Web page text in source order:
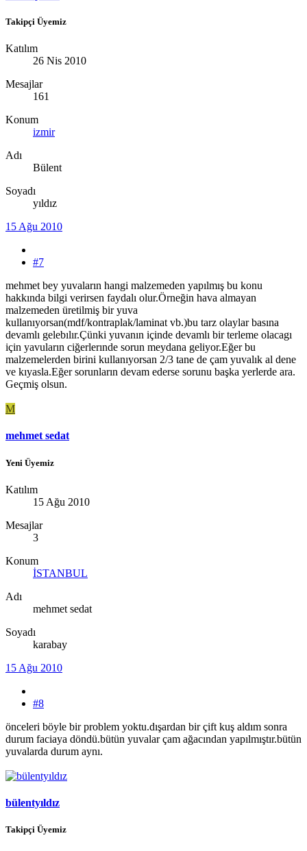
Takipçi Üyemiz
Katılım
26 Nis 2010
Mesajlar
161
Konum
izmir
Adı
Bülent
Soyadı
yıldız
15 Ağu 2010
#7
mehmet bey yuvaların hangi malzemeden yapılmış bu konu
hakkında bilgi verirsen faydalı olur.Örneğin hava almayan
malzemeden üretilmiş bir yuva
kullanıyorsan(mdf/kontraplak/laminat vb.)bu tarz olaylar basına
devamlı gelebılır.Çünki yuvanın içinde devamlı bir terleme olacagı
için yavuların ciğerlerınde sorun meydana geliyor.Eğer bu
malzemelerden birini kullanıyorsan 2/3 tane de çam yuvalık al dene
ve kıyasla.Eğer sorunların devam ederse sorunu başka yerlerde ara.
Geçmiş olsun.
M
mehmet sedat
Yeni Üyemiz
Katılım
15 Ağu 2010
Mesajlar
3
Konum
İSTANBUL
Adı
mehmet sedat
Soyadı
karabay
15 Ağu 2010
#8
önceleri böyle bir problem yoktu.dışardan bir çift kuş aldım sonra
durum faciaya döndü.bütün yuvalar çam ağacından yapılmıştır.bütün
yuvalarda durum aynı.
bülentyıldız
Takipçi Üyemiz